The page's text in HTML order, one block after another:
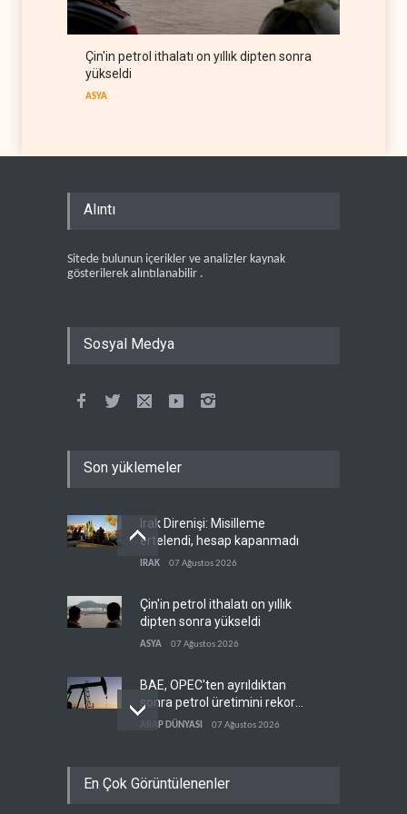
Çin'in petrol ithalatı on yıllık dipten sonra
yükseldi
ASYA
Alıntı
Sitede bulunun içerikler ve analizler kaynak
gösterilerek alıntılanabilir .
Sosyal Medya
Son yüklemeler
Irak Direnişi: Misilleme
ertelendi, hesap kapanmadı
IRAK 07 Ağustos 2026
Çin'in petrol ithalatı on yıllık
dipten sonra yükseldi
ASYA 07 Ağustos 2026
BAE, OPEC'ten ayrıldıktan
sonra petrol üretimini rekor
düzeye çıkardı
ARAP DÜNYASI 07 Ağustos 2026
anlaşması, İran’ın savaşı
En Çok Görüntülenenler